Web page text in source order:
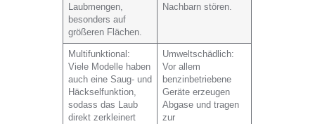
Laubmengen,
besonders auf
größeren Flächen.
Nachbarn stören.
Multifunktional :
Viele Modelle haben
auch eine Saug- und
Häckselfunktion,
sodass das Laub
direkt zerkleinert
Umweltschädlich:
Vor allem
benzinbetriebene
Geräte erzeugen
Abgase und tragen
zur